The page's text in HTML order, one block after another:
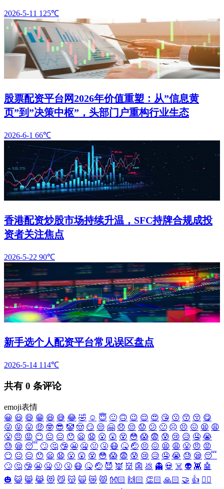
2026-5-11 125℃
股票配资平台网2026年价值重塑：从”信息黄
页”到”决策中枢”，头部门户重构行业生态
2026-6-1 66℃
香港配资炒股市场持续升温，SFC持牌合规成投
资者关注焦点
2026-5-22 90℃
新手选个人配资平台常见误区盘点
2026-5-14 114℃
共有 0 条评论
emoji表情
😀 😃 😄 😁 😆 😅 😂 🤣 ☺️ 😇 🙂 🙃 😉 😌 😍 😘 😗 😙 😚 😋
😜 😝 😛 🤑 🤓 😎 🤡 🤠 😏 😒 🤗 😞 😔 😟 😕 🙁 ☹️ 😣 😖 😫 😩
😤 😠 😡 😶 😐 😑 😯 😦 😧 😮 😲 😵 😳 😱 😨 😰 😢 😥 🤤 😭
😓 😪 😴 🙄 🤔 🤥 😬 🤐 🤢 🤧 😷 🤒 🤕 😣 😖 😫 😩 😤 😠 😡
😶 😐 😑 😯 😦 😧 😮 😲 😵 😳 😱 😨 😰 😢 😥 🤤 😭 😓 😪 😴
🙄 🤔 🤥 😬 🤐 🤢 🤧 😷 🤒 🤕 😈 👿 👹 👺 💩 👻 💀 ☠️ 👽 👾 🤖
🎃 😺 😸 😹 😻 😼 😽 🙀 😿 😾 👐🏻 🙌🏻 👏🏻 🙏🏻 🤝 👍 👎🏻